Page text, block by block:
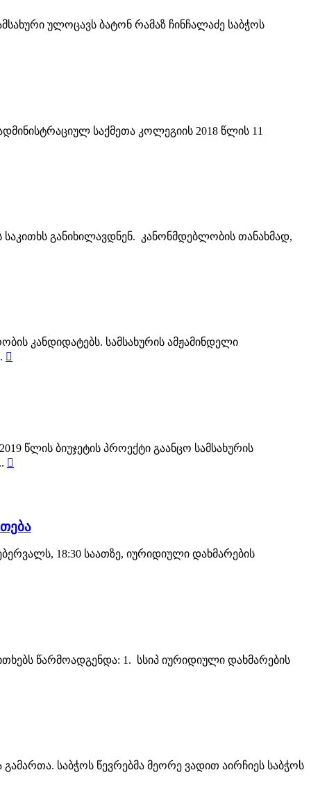
ულოცავს ბატონ რამაზ ჩინჩალაძე საბჭოს
საქმეთა კოლეგიის 2018 წლის 11
განიხილავდნენ. კანონმდებლობის თანახმად,
კანდიდატებს. სამსახურის ამჟამინდელი

წლის ბიუჯეტის პროექტი გაანცო სამსახურის

18:30 საათზე, იურიდიული დახმარების
წარმოადგენდა: 1. სსიპ იურიდიული დახმარების
საბჭოს წევრებმა მეორე ვადით აირჩიეს საბჭოს